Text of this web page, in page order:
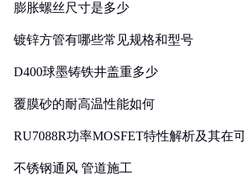
膨胀螺丝尺寸是多少
镀锌方管有哪些常见规格和型号
D400球墨铸铁井盖重多少
覆膜砂的耐高温性能如何
RU7088R功率MOSFET特性解析及其在
不锈钢通风 管道施工